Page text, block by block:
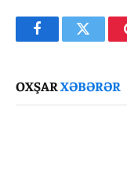
FacebookTwitter
OXŞARXƏBƏRƏR